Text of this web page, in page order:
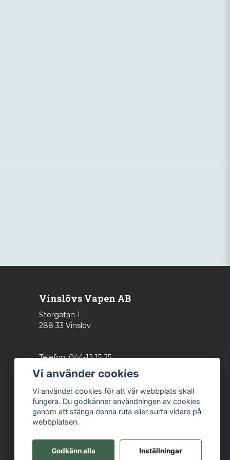
Vinslövs Vapen AB
Storgatan 1
288 33 Vinslöv
Telefon: 044-12 15 25
info@vinslovsvapen.se
Vi använder cookies
Vi använder cookies för att vår webbplats skall
fungera. Du godkänner användningen av cookies
genom att stänga denna ruta eller surfa vidare på
webbplatsen.
Godkänn alla Inställningar